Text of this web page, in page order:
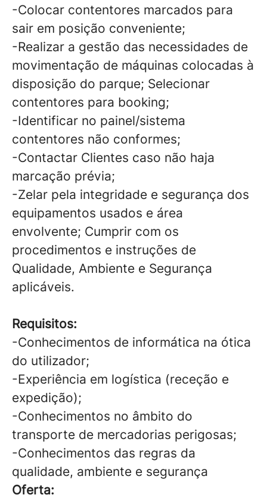
-Colocar contentores marcados para
sair em posição conveniente;
-Realizar a gestão das necessidades de
movimentação de máquinas colocadas à
disposição do parque; Selecionar
contentores para booking;
-Identificar no painel/sistema
contentores não conformes;
-Contactar Clientes caso não haja
marcação prévia;
-Zelar pela integridade e segurança dos
equipamentos usados e área
envolvente; Cumprir com os
procedimentos e instruções de
Qualidade, Ambiente e Segurança
aplicáveis.
Requisitos:
-Conhecimentos de informática na ótica
do utilizador;
-Experiência em logística (receção e
expedição);
-Conhecimentos no âmbito do
transporte de mercadorias perigosas;
-Conhecimentos das regras da
qualidade, ambiente e segurança
Oferta: